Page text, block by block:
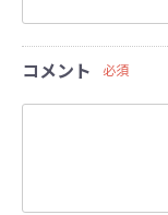
コメント 必須